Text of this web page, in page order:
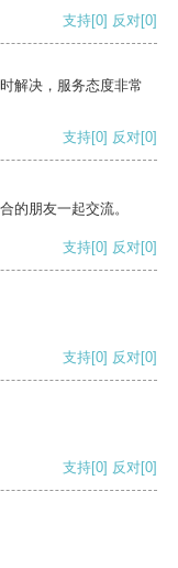
支持[0] 反对[0]
解决，服务态度非常
支持[0] 反对[0]
的朋友一起交流。
支持[0] 反对[0]
支持[0] 反对[0]
支持[0] 反对[0]